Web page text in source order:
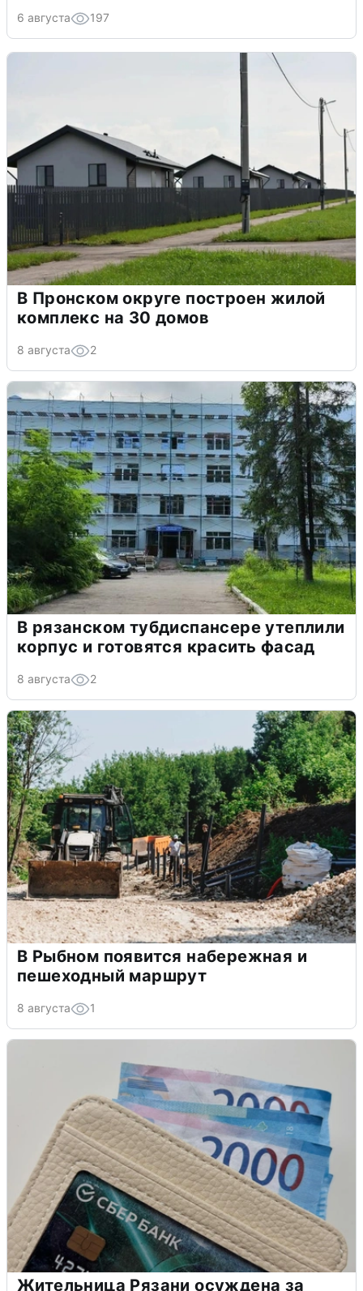
6 августа 197
В Пронском округе построен жилой
комплекс на 30 домов
8 августа 2
В рязанском тубдиспансере утеплили
корпус и готовятся красить фасад
8 августа 2
В Рыбном появится набережная и
пешеходный маршрут
8 августа 1
Жительница Рязани осуждена за